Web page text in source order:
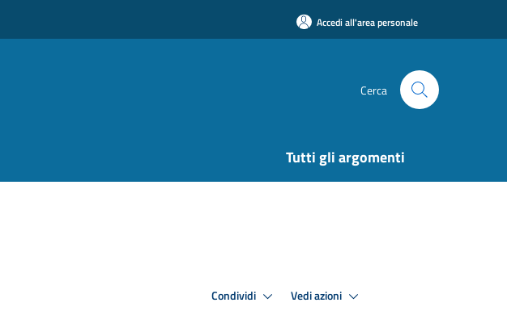
Accedi all'area personale
Cerca
Tutti gli argomenti
Condividi Vedi azioni